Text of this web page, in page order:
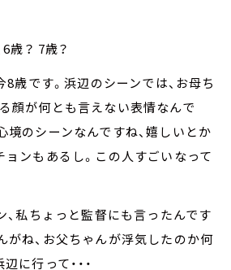
歳？ 7歳？
8歳です。浜辺のシーンでは、お母ち
顔が何とも言えない表情なんで
境のシーンなんですね、嬉しいとか
ョンもあるし。この人すごいなって
、私ちょっと監督にも言ったんです
がね、お父ちゃんが浮気したのか何
に行って・・・